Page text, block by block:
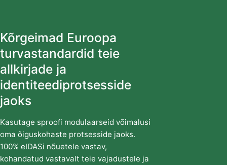
Kõrgeimad Euroopa
turvastandardid teie
allkirjade ja
identiteediprotsesside
jaoks
Kasutage sproofi modulaarseid võimalusi
oma õiguskohaste protsesside jaoks.
100% eIDASi nõuetele vastav,
kohandatud vastavalt teie vajadustele ja